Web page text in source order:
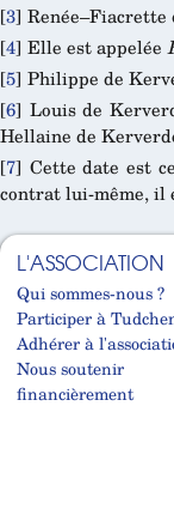
[3] Renée–Fiacrette
[4] Elle est appelée
[5] Philippe de
[6] Louis de
Hellaine de
[7] Cette date est
contrat lui-même, il
L'ASSOCIATION
Qui sommes-nous ?
Participer à
Adhérer à
Nous soutenir
financièrement